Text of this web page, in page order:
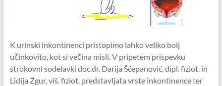
K urinski inkontinenci pristopimo lahko veliko bolj
učinkovito, kot si večina misli. V pripetem prispevku
strokovni sodelavki doc.dr. Darija Šćepanović, dipl. fiziot. in
Lidija Žgur, viš. fiziot. predstavljata vrste inkontinence ter